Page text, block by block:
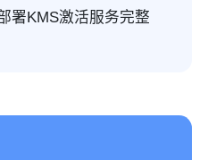
署KMS激活服务完整